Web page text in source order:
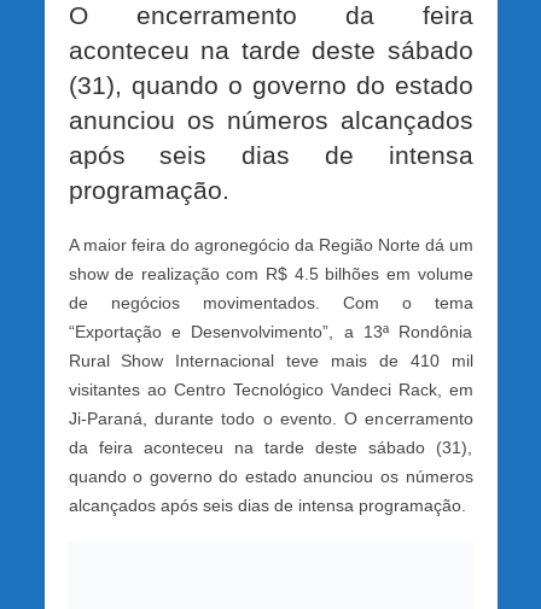
O encerramento da feira
aconteceu na tarde deste sábado
(31), quando o governo do estado
anunciou os números alcançados
após seis dias de intensa
programação.
A maior feira do agronegócio da Região Norte dá um
show de realização com R$ 4.5 bilhões em volume
de negócios movimentados. Com o tema
“Exportação e Desenvolvimento”, a 13ª Rondônia
Rural Show Internacional teve mais de 410 mil
visitantes ao Centro Tecnológico Vandeci Rack, em
Ji-Paraná, durante todo o evento. O encerramento
da feira aconteceu na tarde deste sábado (31),
quando o governo do estado anunciou os números
alcançados após seis dias de intensa programação.